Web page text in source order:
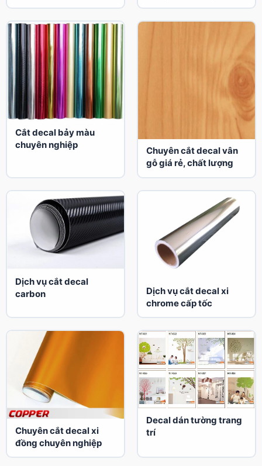
Cắt decal bảy màu
chuyên nghiệp
Chuyên cắt decal vân
gỗ giá rẻ, chất lượng
Dịch vụ cắt decal
carbon
Dịch vụ cắt decal xi
chrome cấp tốc
Chuyên cắt decal xi
đồng chuyên nghiệp
Decal dán tường trang
trí